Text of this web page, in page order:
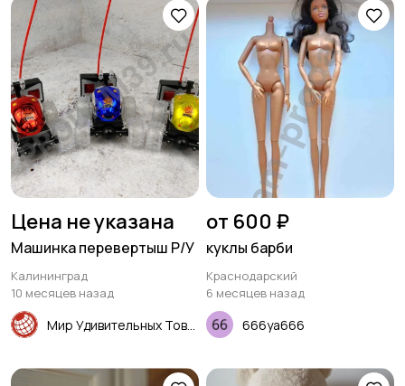
Цена не указана
Машинка перевертыш Р/У
Калининград
10 месяцев назад
от 600 ₽
куклы барби
Краснодарский
6 месяцев назад
666ya666